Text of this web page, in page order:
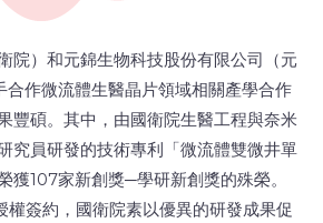
院）和元錦生物科技股份有限公司（元
合作微流體生醫晶片領域相關產學合作
豐碩。其中，由國衛院生醫工程與奈米
究員研發的技術專利「微流體雙微井單
獲107家新創獎─學研新創獎的殊榮。
權簽約，國衛院素以優異的研發成果促